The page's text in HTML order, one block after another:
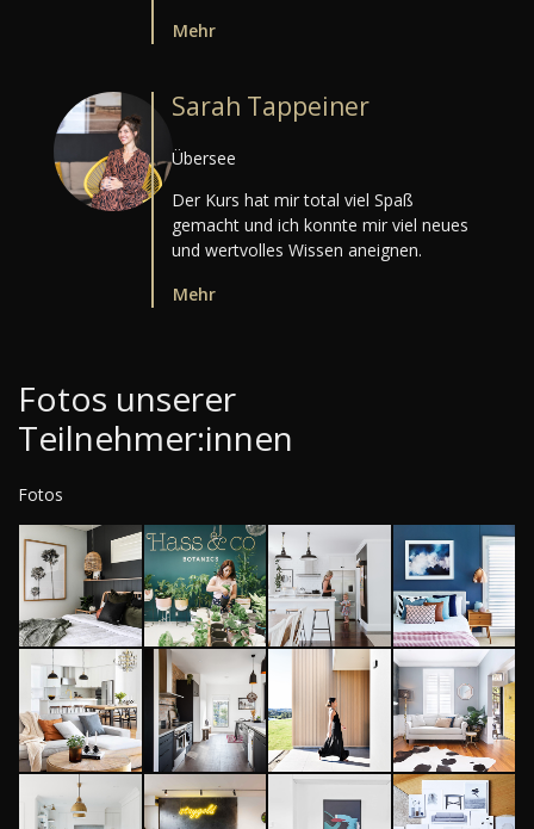
Mehr
Sarah Tappeiner
Übersee
Der Kurs hat mir total viel Spaß
gemacht und ich konnte mir viel neues
und wertvolles Wissen aneignen.
Mehr
Fotos unserer
Teilnehmer:innen
Fotos